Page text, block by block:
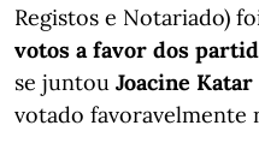
Registos e Notariado)
votos a favor dos
se juntou Joacine
votado favoravelmente